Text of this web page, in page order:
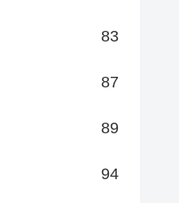
83
87
89
94